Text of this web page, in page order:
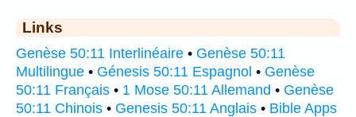
Links
Genèse 50:11 Interlinéaire • Genèse 50:11
Multilingue • Génesis 50:11 Espagnol • Genèse
50:11 Français • 1 Mose 50:11 Allemand • Genèse
50:11 Chinois • Genesis 50:11 Anglais • Bible Apps